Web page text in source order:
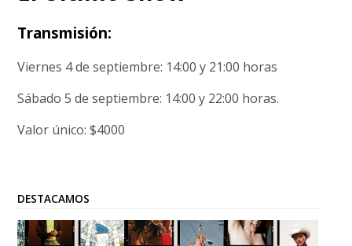
Transmisión:
Viernes 4 de septiembre: 14:00 y 21:00 horas
Sábado 5 de septiembre: 14:00 y 22:00 horas.
Valor único: $4000
DESTACAMOS